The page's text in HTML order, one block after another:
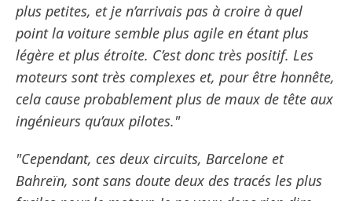
plus petites, et je n’arrivais pas à croire à quel
point la voiture semble plus agile en étant plus
légère et plus étroite. C’est donc très positif. Les
moteurs sont très complexes et, pour être honnête,
cela cause probablement plus de maux de tête aux
ingénieurs qu’aux pilotes."
"Cependant, ces deux circuits, Barcelone et
Bahreïn, sont sans doute deux des tracés les plus